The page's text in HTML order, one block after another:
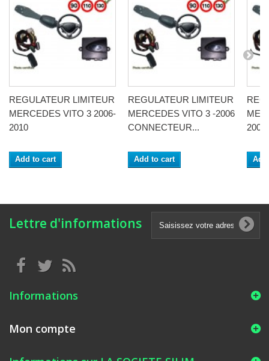
REGULATEUR LIMITEUR
MERCEDES VITO 3 2006-
2010
Add to cart
REGULATEUR LIMITEUR
MERCEDES VITO 3 -2006
CONNECTEUR...
Add to cart
Lettre d'informations
Informations
Mon compte